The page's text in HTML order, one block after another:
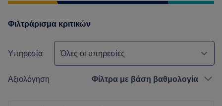
Φιλτράρισμα κριτικών
Υπηρεσία Όλες οι υπηρεσίες
Αξιολόγηση Φίλτρα με βάση βαθμολογία